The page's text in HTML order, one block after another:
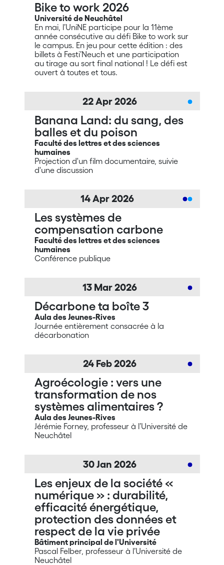
Bike to work 2026
Université de Neuchâtel
En mai, l’UniNE participe pour la 11ème
année consécutive au défi Bike to work sur
le campus. En jeu pour cette édition : des
billets à Festi’Neuch et une participation
au tirage au sort final national ! Le défi est
ouvert à toutes et tous.
22 Apr 2026
Banana Land: du sang, des
balles et du poison
Faculté des lettres et des sciences
humaines
Projection d'un film documentaire, suivie
d'une discussion
14 Apr 2026
Les systèmes de
compensation carbone
Faculté des lettres et des sciences
humaines
Conférence publique
13 Mar 2026
Décarbone ta boîte 3
Aula des Jeunes-Rives
Journée entièrement consacrée à la
décarbonation
24 Feb 2026
Agroécologie : vers une
transformation de nos
systèmes alimentaires ?
Aula des Jeunes-Rives
Jérémie Forney, professeur à l’Université de
Neuchâtel
30 Jan 2026
Les enjeux de la société «
numérique » : durabilité,
efficacité énergétique,
protection des données et
respect de la vie privée
Bâtiment principal de l'Université
Pascal Felber, professeur à l’Université de
Neuchâtel